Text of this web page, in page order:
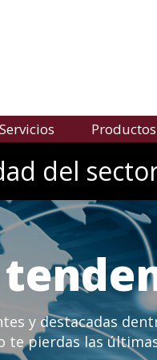
Servicios Productos
del
y destacadas
te pierdas las